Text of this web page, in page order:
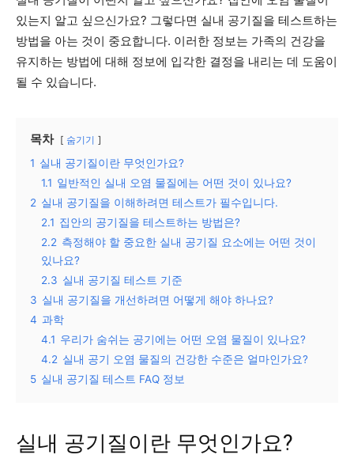
있는지 알고 싶으신가요? 그렇다면 실내 공기질을 테스트하는
방법을 아는 것이 중요합니다. 이러한 정보는 가족의 건강을
유지하는 방법에 대해 정보에 입각한 결정을 내리는 데 도움이
될 수 있습니다.
목차 숨기기
1 실내 공기질이란 무엇인가요?
1.1 일반적인 실내 오염 물질에는 어떤 것이 있나요?
2 실내 공기질을 이해하려면 테스트가 필수입니다.
2.1 집안의 공기질을 테스트하는 방법은?
2.2 측정해야 할 중요한 실내 공기질 요소에는 어떤 것이
있나요?
2.3 실내 공기질 테스트 기준
3 실내 공기질을 개선하려면 어떻게 해야 하나요?
4 과학
4.1 우리가 숨쉬는 공기에는 어떤 오염 물질이 있나요?
4.2 실내 공기 오염 물질의 건강한 수준은 얼마인가요?
5 실내 공기질 테스트 FAQ 정보
실내 공기질이란 무엇인가요?